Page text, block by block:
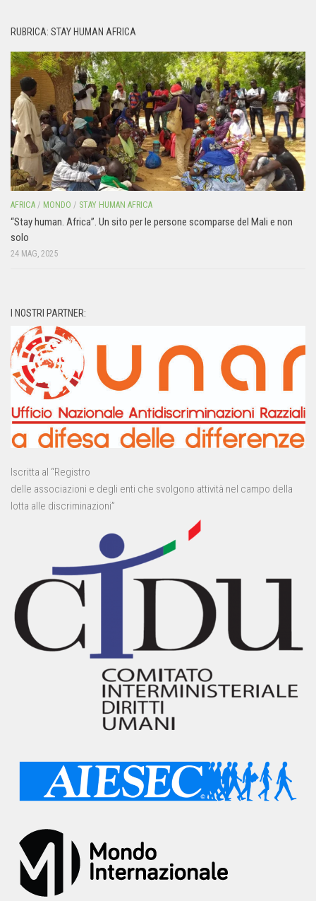
RUBRICA: STAY HUMAN AFRICA
AFRICA / MONDO / STAY HUMAN AFRICA
“Stay human. Africa”. Un sito per le persone scomparse del Mali e non
solo
24 MAG, 2025
I NOSTRI PARTNER:
Iscritta al “Registro
delle associazioni e degli enti che svolgono attività nel campo della
lotta alle discriminazioni”